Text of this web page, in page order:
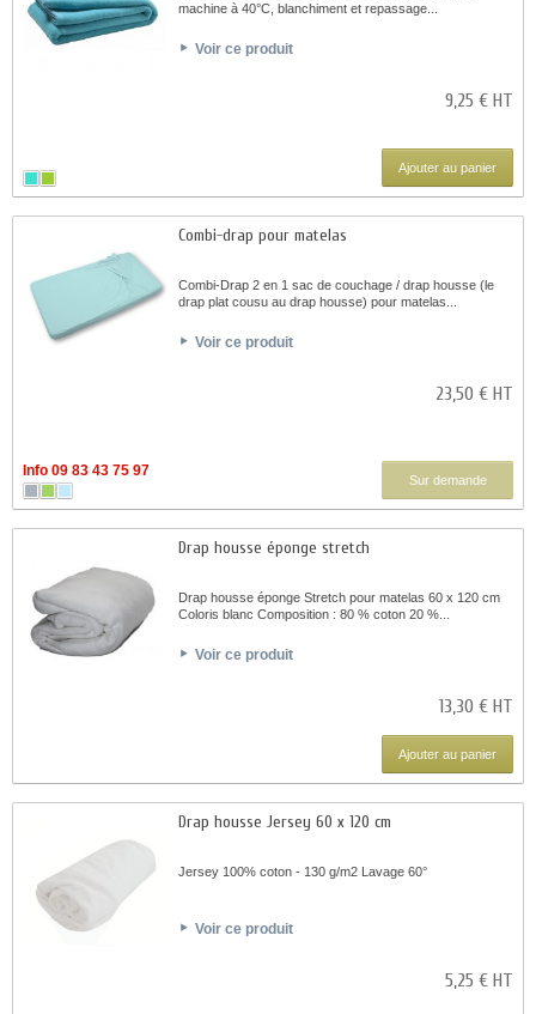
machine à 40°C, blanchiment et repassage...
Voir ce produit
9,25 € HT
Ajouter au panier
Combi-drap pour matelas
Combi-Drap 2 en 1 sac de couchage / drap housse (le
drap plat cousu au drap housse) pour matelas...
Voir ce produit
23,50 € HT
Info 09 83 43 75 97
Sur demande
Drap housse éponge stretch
Drap housse éponge Stretch pour matelas 60 x 120 cm
Coloris blanc Composition : 80 % coton 20 %...
Voir ce produit
13,30 € HT
Ajouter au panier
Drap housse Jersey 60 x 120 cm
Jersey 100% coton - 130 g/m2 Lavage 60°
Voir ce produit
5,25 € HT